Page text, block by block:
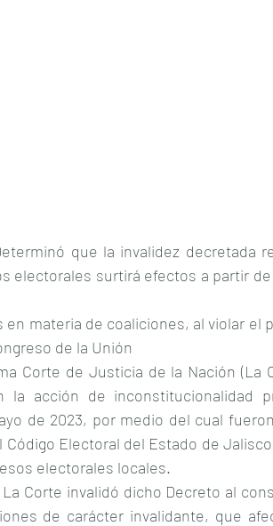
que la invalidez decretada
electorales surtirá efectos a partir
en materia de coaliciones, al violar el
de la Unión
Corte de Justicia de la Nación
la acción de inconstitucionalidad
de 2023, por medio del cual
Código Electoral del Estado de
electorales locales.
Corte invalidó dicho Decreto al
de carácter invalidante, que